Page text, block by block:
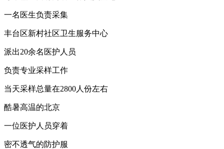
一名医生负责采集
丰台区新村社区卫生服务中心
派出20余名医护人员
负责专业采样工作
当天采样总量在2800人份左右
酷暑高温的北京
一位医护人员穿着
密不透气的防护服